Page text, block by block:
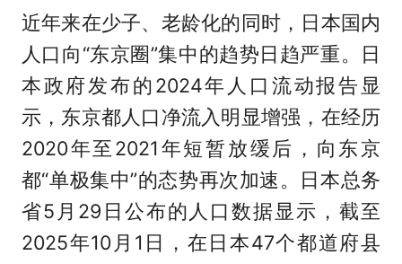
近年来在少子、老龄化的同时，日本国内
人口向“东京圈”集中的趋势日趋严重。日
本政府发布的2024年人口流动报告显
示，东京都人口净流入明显增强，在经历
2020年至2021年短暂放缓后，向东京
都“单极集中”的态势再次加速。日本总务
省5月29日公布的人口数据显示，截至
2025年10月1日，在日本47个都道府县